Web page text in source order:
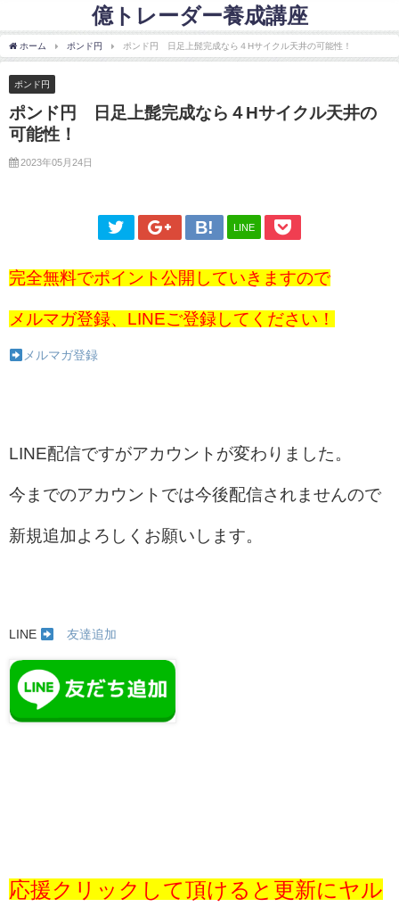
億トレーダー養成講座
ホーム ポンド円 ポンド円 日足上髭完成なら４Hサイクル天井の可能性！
ポンド円
ポンド円 日足上髭完成なら４Hサイクル天井の
可能性！
2023年05月24日
LINE
完全無料でポイント公開していきますので
メルマガ登録、LINEご登録してください！
メルマガ登録
LINE配信ですがアカウントが変わりました。
今までのアカウントでは今後配信されませんので
新規追加よろしくお願いします。
LINE 友達追加
応援クリックして頂けると更新にヤル